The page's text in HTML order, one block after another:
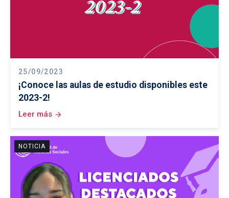
25/09/2023
¡Conoce las aulas de estudio disponibles este
2023-2!
Leer más arrow_forward
NOTICIA